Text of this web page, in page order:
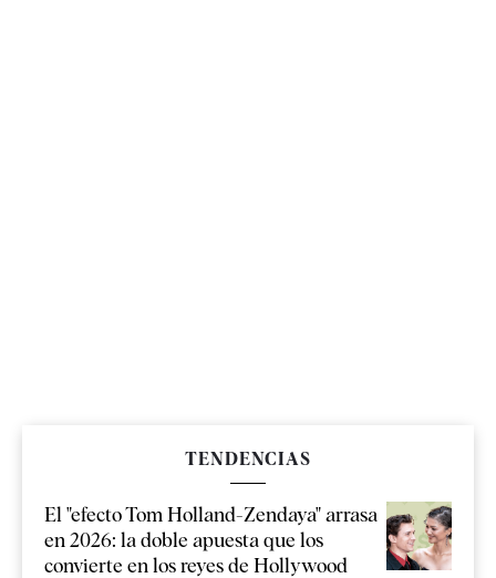
TENDENCIAS
El "efecto Tom Holland-Zendaya" arrasa
en 2026: la doble apuesta que los
convierte en los reyes de Hollywood